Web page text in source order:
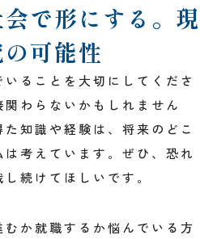
で形にする。 現
可能性
ることを大切にしてくださ
わらないかもしれません
知識や経験は、将来のどこ
考えています。ぜひ、恐れ
続けてほしいです。
か就職するか悩んでいる方